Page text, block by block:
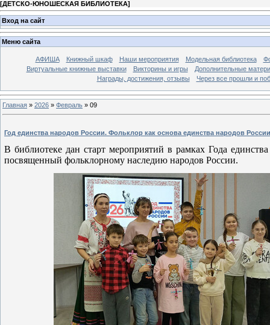
[ДЕТСКО-ЮНОШЕСКАЯ БИБЛИОТЕКА]
Вход на сайт
Меню сайта
АФИША Книжный шкаф Наши мероприятия Модельная библиотека
Виртуальные книжные выставки
Викторины и игры
Дополнительные
Награды, достижения, отзывы
Через все прошли и
Главная » 2026 » Февраль » 09
Год единства народов России. Фольклор как основа единства народов России
В библиотеке дан старт мероприятий в рамках Года
посвященный фольклорному наследию народов России.